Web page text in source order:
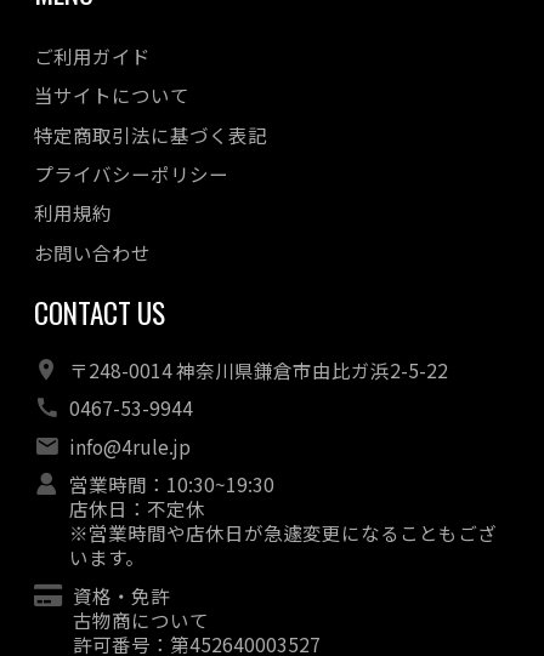
ご利用ガイド
当サイトについて
特定商取引法に基づく表記
プライバシーポリシー
利用規約
お問い合わせ
CONTACT US
〒248-0014 神奈川県鎌倉市由比ガ浜2-5-22
0467-53-9944
info@4rule.jp
営業時間：10:30~19:30
店休日：不定休
※営業時間や店休日が急遽変更になることもござ
います。
資格・免許
古物商について
許可番号：第452640003527